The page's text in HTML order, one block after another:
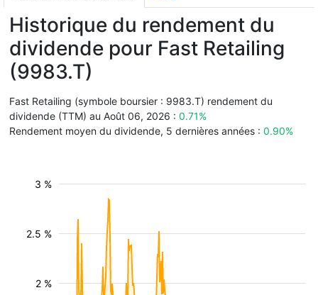
Historique du rendement du
dividende pour Fast Retailing
(9983.T)
Fast Retailing (symbole boursier : 9983.T) rendement du
dividende (TTM) au Août 06, 2026 : 0.71%
Rendement moyen du dividende, 5 dernières années : 0.90%
2 %
2.5 %
3 %